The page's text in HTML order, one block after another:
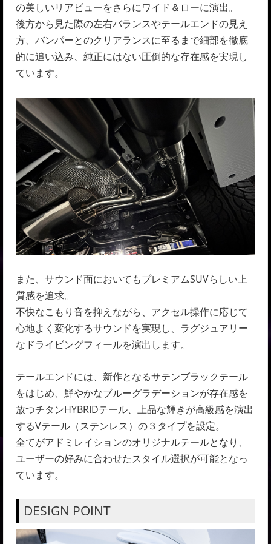
の美しいリアビューをさらにワイド＆ローに演出。
後方から見た際の左右バランスやテールエンドの見え
方、バンパーとのクリアランスに至るまで細部を徹底
的に追い込み、純正にはない圧倒的な存在感を実現し
ています。
また、サウンド面においてもプレミアムSUVらしい上
質感を追求。
不快なこもり音を抑えながら、アクセル操作に応じて
心地よく変化するサウンドを実現し、ラグジュアリー
なドライビングフィールを演出します。
テールエンドには、新作となるサテンブラックテール
をはじめ、鮮やかなブルーグラデーションが存在感を
放つチタンHYBRIDテール、上品な輝きが高級感を演出
するVテール（ステンレス）の３タイプを設定。
全てがアドミレイションのオリジナルテールとなり、
ユーザーの好みに合わせたスタイル選択が可能となっ
ています。
DESIGN POINT